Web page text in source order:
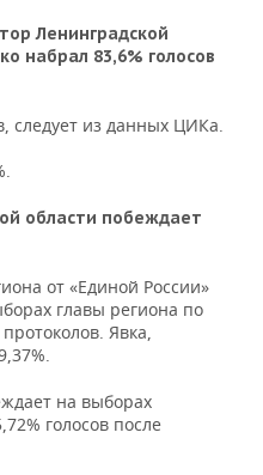
Ленинградской
набрал 83,6% голосов
следует из данных ЦИКа.
области побеждает
от «Единой России»
главы региона по
Явка,
на выборах
голосов после